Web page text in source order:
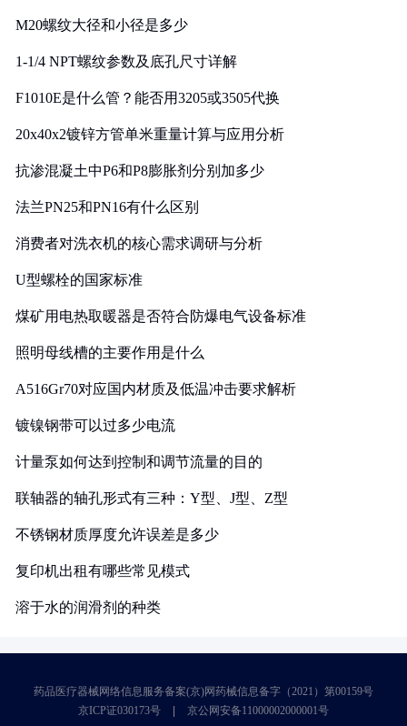
M20螺纹大径和小径是多少
1-1/4 NPT螺纹参数及底孔尺寸详解
F1010E是什么管？能否用3205或3505代换
20x40x2镀锌方管单米重量计算与应用分析
抗渗混凝土中P6和P8膨胀剂分别加多少
法兰PN25和PN16有什么区别
消费者对洗衣机的核心需求调研与分析
U型螺栓的国家标准
煤矿用电热取暖器是否符合防爆电气设备标准
照明母线槽的主要作用是什么
A516Gr70对应国内材质及低温冲击要求解析
镀镍钢带可以过多少电流
计量泵如何达到控制和调节流量的目的
联轴器的轴孔形式有三种：Y型、J型、Z型
不锈钢材质厚度允许误差是多少
复印机出租有哪些常见模式
溶于水的润滑剂的种类
药品医疗器械网络信息服务备案(京)网药械信息备字（2021）第00159号
京ICP证030173号
京公网安备11000002000001号